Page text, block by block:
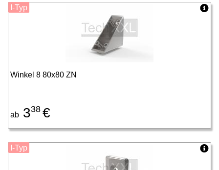
Winkel 8 80x80 ZN
ab 338 €
I-Typ
I-Typ